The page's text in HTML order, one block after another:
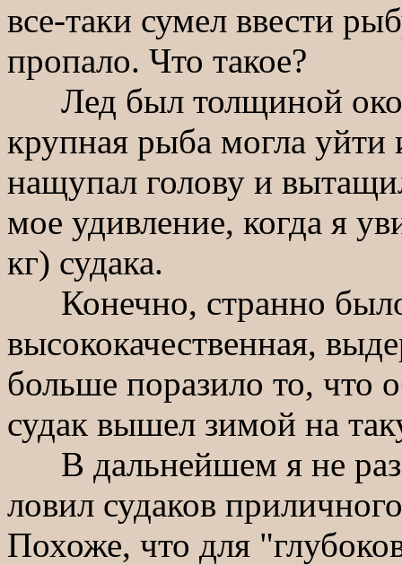
все-таки сумел ввести
пропало. Что такое?
Лед был толщиной
крупная рыба могла уйти
нащупал голову и
мое удивление, когда я
кг) судака.
Конечно, странно
высококачественная,
больше поразило то, что
судак вышел зимой на
В дальнейшем я не раз
ловил судаков
Похоже, что для